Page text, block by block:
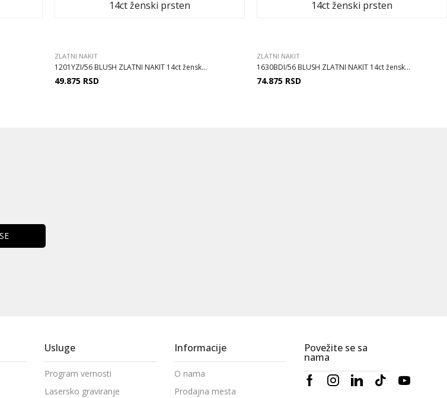
ZLATNI NAKIT
1201YZI/56 BLUSH ZLATNI NAKIT 14ct žensk...
49.875 RSD
ZLATNI NAKIT
1630BDI/56 BLUSH ZLATNI NAKIT 14ct žensk...
74.875 RSD
Usluge
Program vernosti
Lasersko graviranje
Informacije
O nama
Prodajna mesta
Povežite se sa
nama